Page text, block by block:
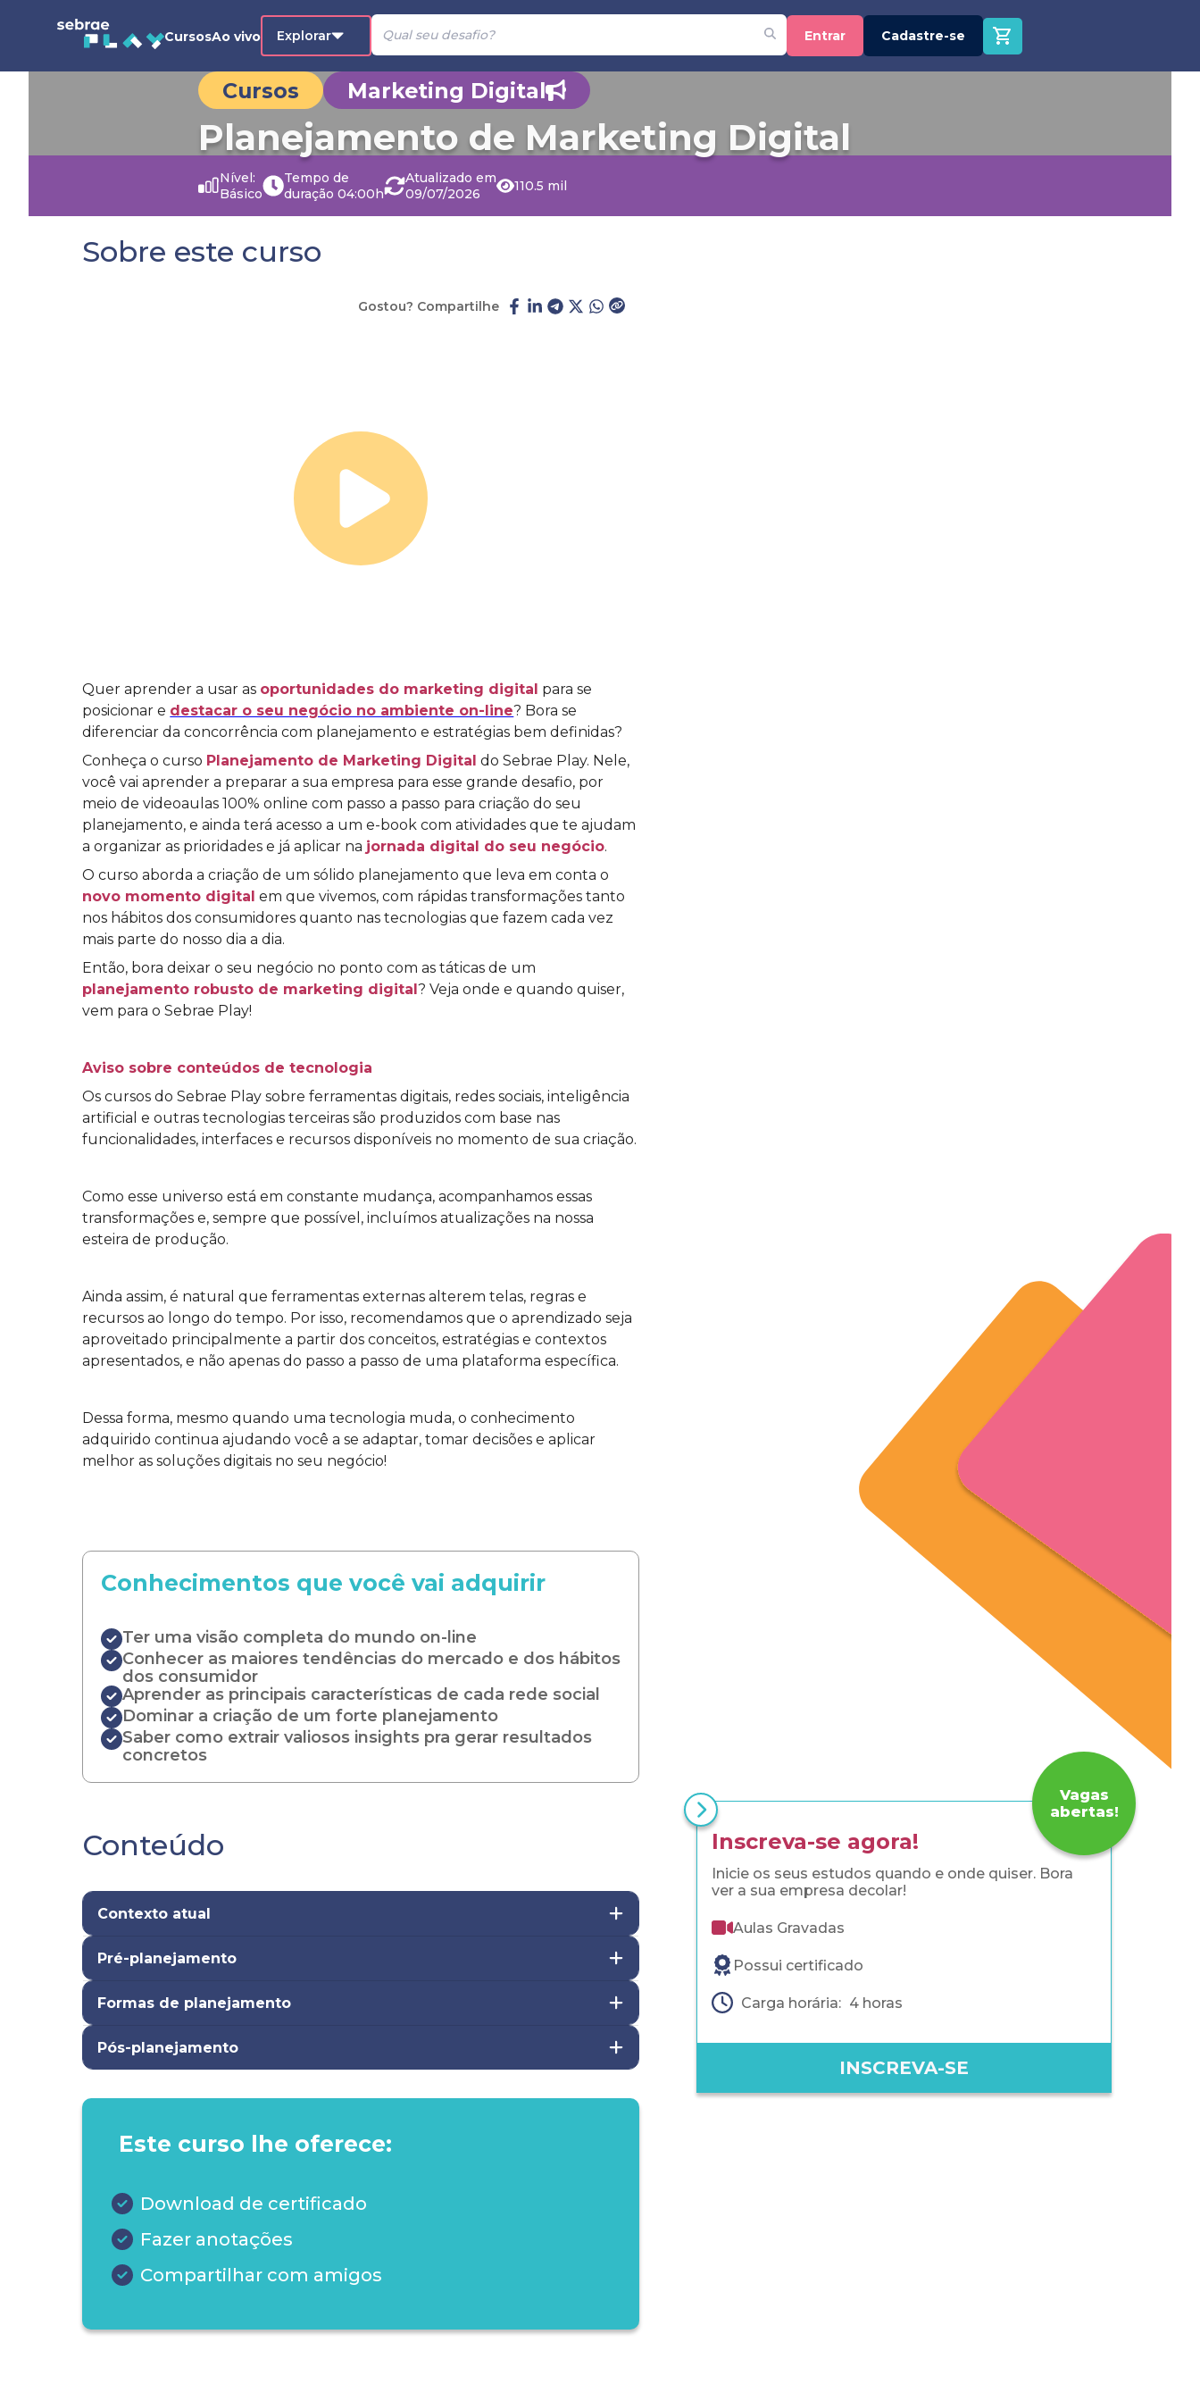
CursosAo vivo Explorar Entrar Cadastre-se
Inscreva-se agora!
Inicie os seus estudos quando e onde quiser. Bora
ver a sua empresa decolar!
Aulas Gravadas
Possui certificado
Carga horária: 4 horas
INSCREVA-SE
Vagas
abertas!
Cursos Marketing Digital
Planejamento de Marketing Digital
Nível:
Básico
Tempo de
duração 04:00h
Atualizado em
09/07/2026
110.5 mil
Sobre este curso
Gostou? Compartilhe
Quer aprender a usar as oportunidades do marketing digital para se
posicionar e destacar o seu negócio no ambiente on-line? Bora se
diferenciar da concorrência com planejamento e estratégias bem definidas?
Conheça o curso Planejamento de Marketing Digital do Sebrae Play. Nele,
você vai aprender a preparar a sua empresa para esse grande desafio, por
meio de videoaulas 100% online com passo a passo para criação do seu
planejamento, e ainda terá acesso a um e-book com atividades que te ajudam
a organizar as prioridades e já aplicar na jornada digital do seu negócio.
O curso aborda a criação de um sólido planejamento que leva em conta o
novo momento digital em que vivemos, com rápidas transformações tanto
nos hábitos dos consumidores quanto nas tecnologias que fazem cada vez
mais parte do nosso dia a dia.
Então, bora deixar o seu negócio no ponto com as táticas de um
planejamento robusto de marketing digital? Veja onde e quando quiser,
vem para o Sebrae Play!
Aviso sobre conteúdos de tecnologia
Os cursos do Sebrae Play sobre ferramentas digitais, redes sociais, inteligência
artificial e outras tecnologias terceiras são produzidos com base nas
funcionalidades, interfaces e recursos disponíveis no momento de sua criação.
Como esse universo está em constante mudança, acompanhamos essas
transformações e, sempre que possível, incluímos atualizações na nossa
esteira de produção.
Ainda assim, é natural que ferramentas externas alterem telas, regras e
recursos ao longo do tempo. Por isso, recomendamos que o aprendizado seja
aproveitado principalmente a partir dos conceitos, estratégias e contextos
apresentados, e não apenas do passo a passo de uma plataforma específica.
Dessa forma, mesmo quando uma tecnologia muda, o conhecimento
adquirido continua ajudando você a se adaptar, tomar decisões e aplicar
melhor as soluções digitais no seu negócio!
Conhecimentos que você vai adquirir
Ter uma visão completa do mundo on-line
Conhecer as maiores tendências do mercado e dos hábitos
dos consumidor
Aprender as principais características de cada rede social
Dominar a criação de um forte planejamento
Saber como extrair valiosos insights pra gerar resultados
concretos
Conteúdo
Contexto atual
Pré-planejamento
Formas de planejamento
Pós-planejamento
Este curso lhe oferece:
Download de certificado
Fazer anotações
Compartilhar com amigos